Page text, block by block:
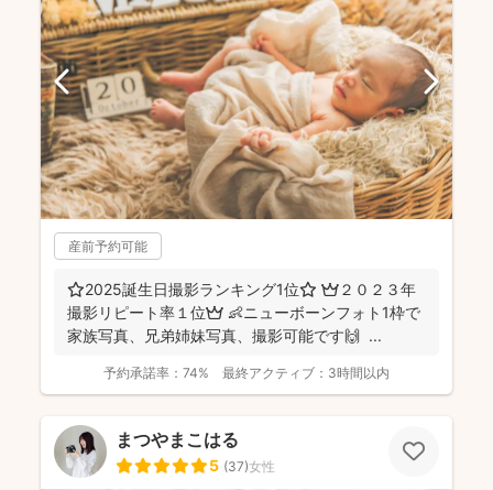
産前予約可能
⭐️2025誕生日撮影ランキング1位⭐️ 👑２０２３年
撮影リピート率１位👑 👶ニューボーンフォト1枠で
家族写真、兄弟姉妹写真、撮影可能です🙌 ...
予約承諾率： 74% 最終アクティブ： 3時間以内
まつやまこはる
5 (37)女性